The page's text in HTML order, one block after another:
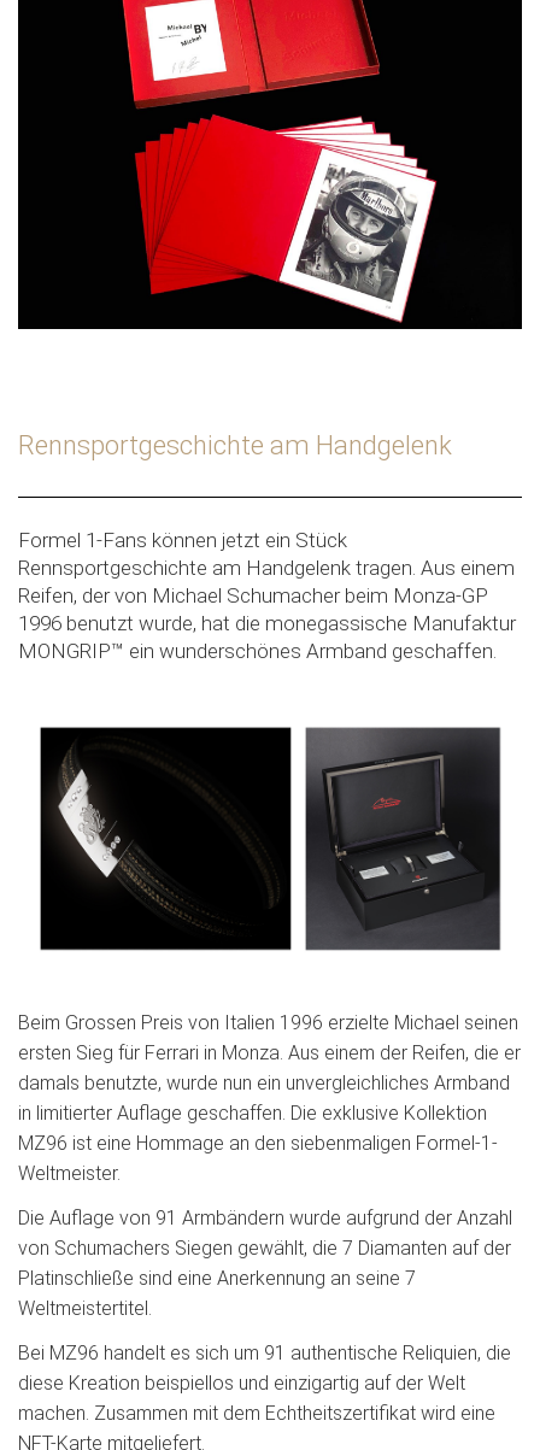
Rennsportgeschichte am Handgelenk
Formel 1-Fans können jetzt ein Stück
Rennsportgeschichte am Handgelenk tragen. Aus einem
Reifen, der von Michael Schumacher beim Monza-GP
1996 benutzt wurde, hat die monegassische Manufaktur
MONGRIP™ ein wunderschönes Armband geschaffen.
Beim Grossen Preis von Italien 1996 erzielte Michael seinen
ersten Sieg für Ferrari in Monza. Aus einem der Reifen, die er
damals benutzte, wurde nun ein unvergleichliches Armband
in limitierter Auflage geschaffen. Die exklusive Kollektion
MZ96 ist eine Hommage an den siebenmaligen Formel-1-
Weltmeister.
Die Auflage von 91 Armbändern wurde aufgrund der Anzahl
von Schumachers Siegen gewählt, die 7 Diamanten auf der
Platinschließe sind eine Anerkennung an seine 7
Weltmeistertitel.
Bei MZ96 handelt es sich um 91 authentische Reliquien, die
diese Kreation beispiellos und einzigartig auf der Welt
machen. Zusammen mit dem Echtheitszertifikat wird eine
NFT-Karte mitgeliefert.